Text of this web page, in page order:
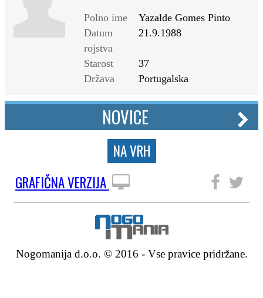
Polno ime
Yazalde Gomes Pinto
Datum
rojstva
21.9.1988
Starost
37
Država
Portugalska
NOVICE
NA VRH
GRAFIČNA VERZIJA
Nogomanija d.o.o. © 2016 - Vse pravice pridržane.